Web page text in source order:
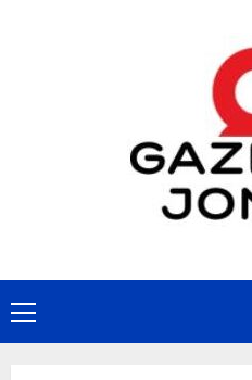
Primary
Menu